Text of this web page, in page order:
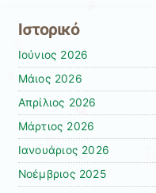
Ιστορικό
Ιούνιος 2026
Μάιος 2026
Απρίλιος 2026
Μάρτιος 2026
Ιανουάριος 2026
Νοέμβριος 2025